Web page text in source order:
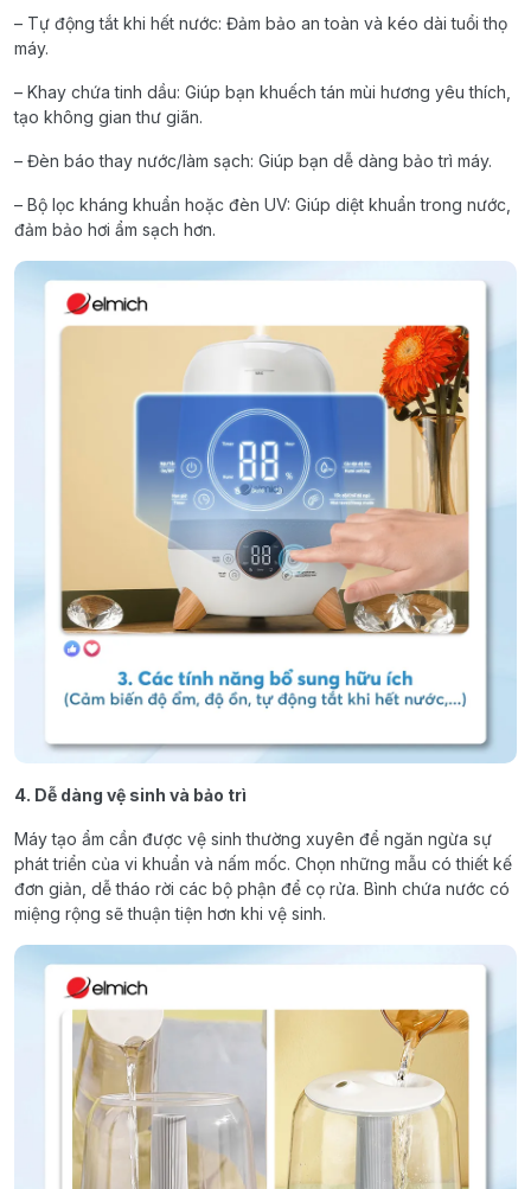
– Tự động tắt khi hết nước: Đảm bảo an toàn và kéo dài tuổi thọ
máy.
– Khay chứa tinh dầu: Giúp bạn khuếch tán mùi hương yêu thích,
tạo không gian thư giãn.
– Đèn báo thay nước/làm sạch: Giúp bạn dễ dàng bảo trì máy.
– Bộ lọc kháng khuẩn hoặc đèn UV: Giúp diệt khuẩn trong nước,
đảm bảo hơi ẩm sạch hơn.
4. Dễ dàng vệ sinh và bảo trì
Máy tạo ẩm cần được vệ sinh thường xuyên để ngăn ngừa sự
phát triển của vi khuẩn và nấm mốc. Chọn những mẫu có thiết kế
đơn giản, dễ tháo rời các bộ phận để cọ rửa. Bình chứa nước có
miệng rộng sẽ thuận tiện hơn khi vệ sinh.